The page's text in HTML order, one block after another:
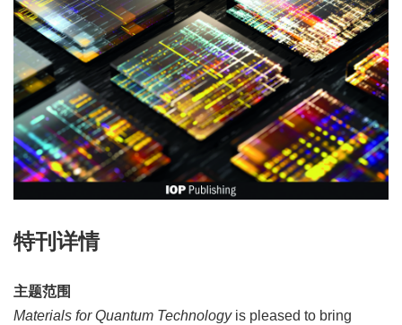
特刊详情
主题范围
Materials for Quantum Technologyis pleased to bring